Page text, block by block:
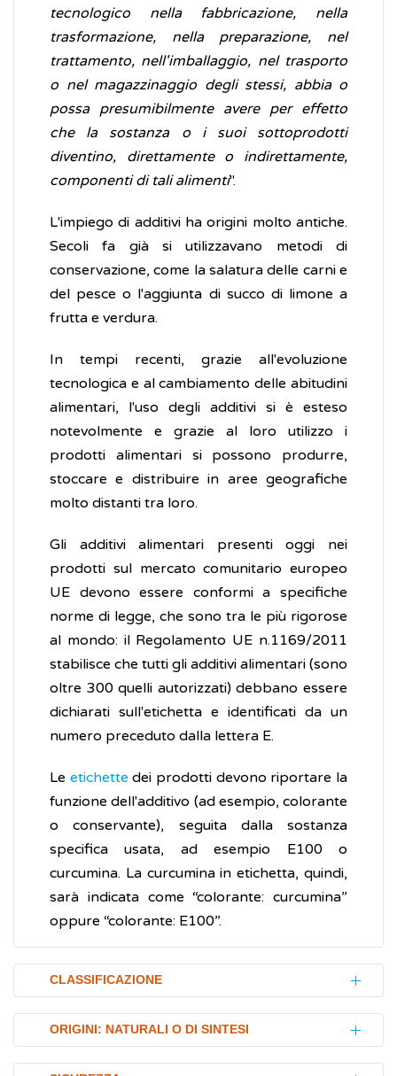
tecnologico nella fabbricazione, nella
trasformazione, nella preparazione, nel
trattamento, nell'imballaggio, nel trasporto
o nel magazzinaggio degli stessi, abbia o
possa presumibilmente avere per effetto
che la sostanza o i suoi sottoprodotti
diventino, direttamente o indirettamente,
componenti di tali alimenti".
L'impiego di additivi ha origini molto antiche.
Secoli fa già si utilizzavano metodi di
conservazione, come la salatura delle carni e
del pesce o l'aggiunta di succo di limone a
frutta e verdura.
In tempi recenti, grazie all'evoluzione
tecnologica e al cambiamento delle abitudini
alimentari, l'uso degli additivi si è esteso
notevolmente e grazie al loro utilizzo i
prodotti alimentari si possono produrre,
stoccare e distribuire in aree geografiche
molto distanti tra loro.
Gli additivi alimentari presenti oggi nei
prodotti sul mercato comunitario europeo
UE devono essere conformi a specifiche
norme di legge, che sono tra le più rigorose
al mondo: il Regolamento UE n.1169/2011
stabilisce che tutti gli additivi alimentari (sono
oltre 300 quelli autorizzati) debbano essere
dichiarati sull'etichetta e identificati da un
numero preceduto dalla lettera E.
Le etichette dei prodotti devono riportare la
funzione dell'additivo (ad esempio, colorante
o conservante), seguita dalla sostanza
specifica usata, ad esempio E100 o
curcumina. La curcumina in etichetta, quindi,
sarà indicata come “colorante: curcumina”
oppure “colorante: E100”.
CLASSIFICAZIONE
La classificazione che segue è indicativa, non
esaustiva, e soggetta ad aggiornamenti
ORIGINI: NATURALI O DI SINTESI